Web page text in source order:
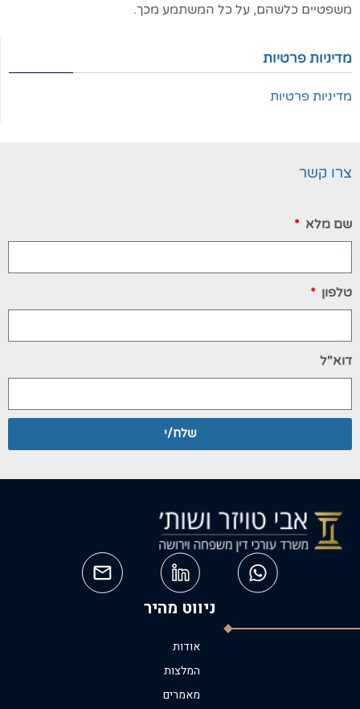
מדיניות פרטיות
מדיניות פרטיות
משפטיים כלשהם, על כל המשתמע מכך.
צרו קשר
שם מלא
טלפון
דוא"ל
שלח/י
ניווט מהיר
אודות
המלצות
מאמרים